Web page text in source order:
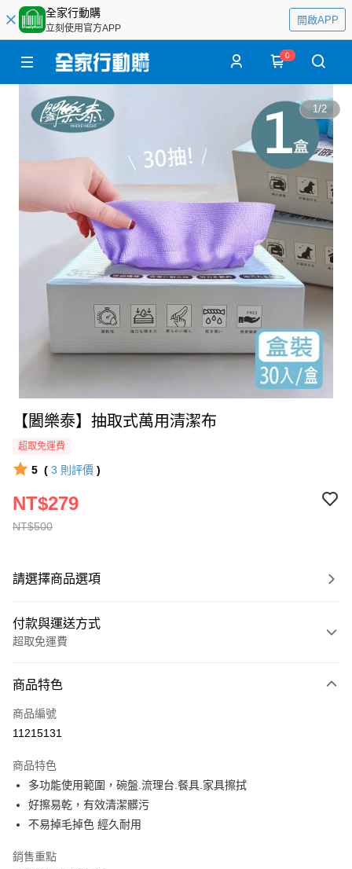
全家行動購
立刻使用官方APP
開啟APP
0
1/2
【闔樂泰】抽取式萬用清潔布
超取免運費
5 ( 3 則評價 )
NT$500
NT$279
請選擇商品選項
付款與運送方式
超取免運費
全家線上支付
超商取貨付款
運送方式
全家取貨付款
免運費
免運費
商品特色
商品編號
11215131
商品特色
多功能使用範圍，碗盤.流理台.餐具.家具擦拭
好擦易乾，有效清潔髒污
不易掉毛掉色 經久耐用
銷售重點